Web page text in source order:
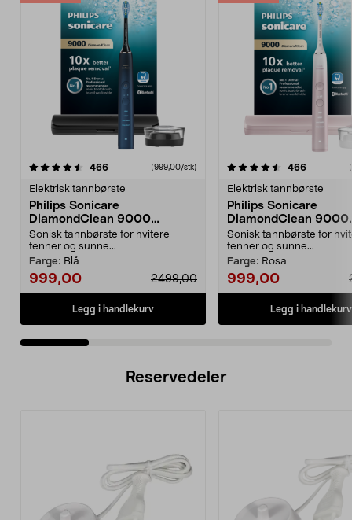
466anmeldelser(999,00/stk)
Elektrisk tannbørste
Philips Sonicare
DiamondClean 9000
elektrisk tannbørste, Special
Edition
Sonisk tannbørste for hvitere
tenner og sunne...
Farge: Blå
999,00 2499,00
Legg i handlekurv
4.5 av 5 stjerner 466
Elektrisk tannbørste
Philips Sonicare
DiamondClean 9000
elektrisk tannbørste,
Edition
Sonisk tannbørste for
tenner og sunne...
Farge: Rosa
999,00
Legg i handlekurv
4.5 av 5 stjerner
Reservedeler